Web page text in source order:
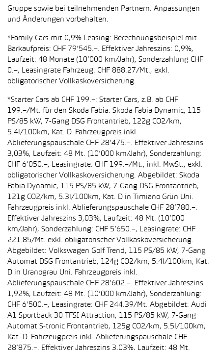
Gruppe sowie bei teilnehmenden Partnern. Anpassungen
und Änderungen vorbehalten.
*Family Cars mit 0,9% Leasing: Berechnungsbeispiel mit
Barkaufpreis: CHF 79’545.–. Effektiver Jahreszins: 0,9%,
Laufzeit: 48 Monate (10’000 km/Jahr), Sonderzahlung CHF
0.–, Leasingrate Fahrzeug: CHF 888.27/Mt., exkl.
obligatorischer Vollkaskoversicherung.
*Starter Cars ab CHF 199.–: Starter Cars, z.B. ab CHF
199.–/Mt. für den Skoda Fabia: Skoda Fabia Dynamic, 115
PS/85 kW, 7-Gang DSG Frontantrieb, 122g CO2/km,
5.4l/100km, Kat. D. Fahrzeugpreis inkl.
Ablieferungspauschale CHF 28’475.–. Effektiver Jahreszins
3,03%, Laufzeit: 48 Mt. (10’000 km/Jahr), Sonderzahlung:
CHF 6’050.–, Leasingrate: CHF 199.–/Mt., inkl. MwSt., exkl.
obligatorischer Vollkaskoversicherung. Abgebildet: Skoda
Fabia Dynamic, 115 PS/85 kW, 7-Gang DSG Frontantrieb,
121g CO2/km, 5.3l/100km, Kat. D in Timiano Grün Uni.
Fahrzeugpreis inkl. Ablieferungspauschale CHF 28’780.–.
Effektiver Jahreszins 3,03%, Laufzeit: 48 Mt. (10’000
km/Jahr), Sonderzahlung: CHF 5’650.–, Leasingrate: CHF
221.85/Mt. exkl. obligatorischer Vollkaskoversicherung.
Abgebildet: Volkswagen Golf Trend, 115 PS/85 kW, 7-Gang
Automat DSG Frontantrieb, 124g CO2/km, 5.4l/100km, Kat.
D in Uranograu Uni. Fahrzeugpreis inkl.
Ablieferungspauschale CHF 28’602.–. Effektiver Jahreszins
1,92%, Laufzeit: 48 Mt. (10’000 km/Jahr), Sonderzahlung:
CHF 6’500.–, Leasingrate: CHF 244.39/Mt. Abgebildet: Audi
A1 Sportback 30 TFSI Attraction, 115 PS/85 kW, 7-Gang
Automat S-tronic Frontantrieb, 125g CO2/km, 5.5l/100km,
Kat. D. Fahrzeugpreis inkl. Ablieferungspauschale CHF
28’875.–. Effektiver Jahreszins 3,03%, Laufzeit: 48 Mt.